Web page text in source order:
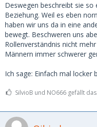
Deswegen beschreibt sie
Beziehung. Weil es eben
haben wir uns da in eine
bewegt. Beschweren uns
Rollenverständnis nicht
Männern immer schwerer
Ich sage: Einfach mal locker
SilvioB und NO666 gefällt das.